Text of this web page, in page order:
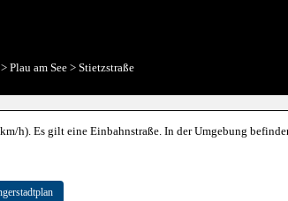
> Plau am See > Stietzstraße
h). Es gilt eine Einbahnstraße. In der Umgebung